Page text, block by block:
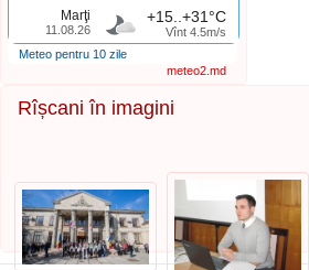
Marţi
11.08.26
+15..+31°C
Vînt 4.5m/s
Meteo pentru 10 zile
meteo2.md
Rîșcani în imagini